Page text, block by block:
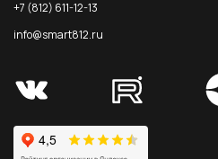
+7 (812) 611-12-13
info@smart812.ru